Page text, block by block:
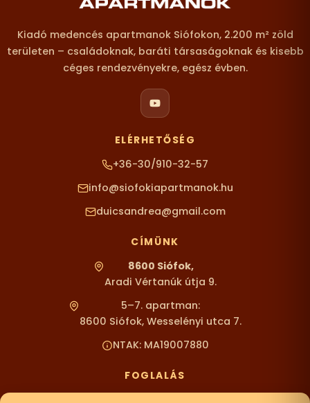
Kiadó medencés apartmanok Siófokon, 2.200 m² zöld
területen – családoknak, baráti társaságoknak és kisebb
céges rendezvényekre, egész évben.
ELÉRHETŐSÉG
+36-30/910-32-57
info@siofokiapartmanok.hu
duicsandrea@gmail.com
CÍMÜNK
8600 Siófok,
Aradi Vértanúk útja 9.
5–7. apartman:
8600 Siófok, Wesselényi utca 7.
NTAK: MA19007880
FOGLALÁS